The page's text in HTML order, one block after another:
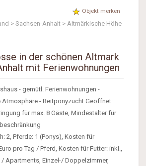
Objekt merken
> Sachsen-Anhalt > Altmärkische Höhe
in der schönen Altmark
mit Ferienwohnungen
- gemütl. Ferienwohnungen -
Atmosphäre - Reitponyzucht Geöffnet:
für max. 8 Gäste, Mindestalter für
2, Pferde: 1 (Ponys), Kosten für
pro Tag / Pferd, Kosten für Futter: inkl.,
Apartments, Einzel-/ Doppelzimmer,